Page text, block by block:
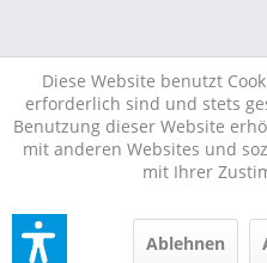
Diese Website benutzt
erforderlich sind und stets
Benutzung dieser Website
mit anderen Websites und
mit Ihrer
Ablehnen